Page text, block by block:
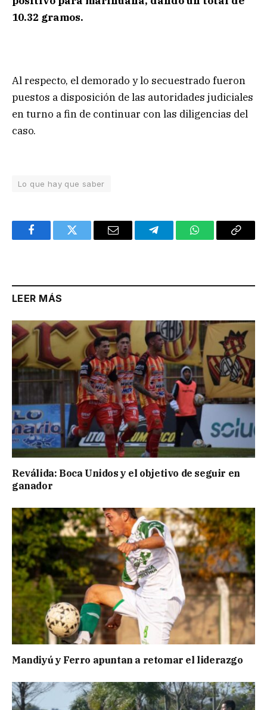
10.32 gramos.
Al respecto, el demorado y lo secuestrado fueron
puestos a disposición de las autoridades judiciales
en turno a fin de continuar con las diligencias del
caso.
Lo que hay que saber
FacebookTwitter Email TelegramWhatsAppCopy
LEER MÁS
Reválida: Boca Unidos y el objetivo de seguir en
ganador
Mandiyú y Ferro apuntan a retomar el liderazgo